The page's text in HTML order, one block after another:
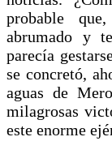
probable
abrumado y
parecía
se concretó,
aguas de
milagrosas
este enorme